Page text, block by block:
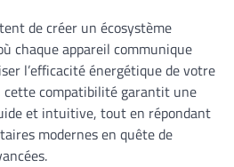
de créer un écosystème
chaque appareil communique
l’efficacité énergétique de votre
cette compatibilité garantit une
et intuitive, tout en répondant
modernes en quête de